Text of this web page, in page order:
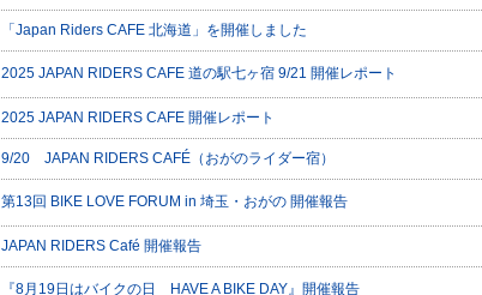
「Japan Riders CAFE 北海道」を開催しました
2025 JAPAN RIDERS CAFE 道の駅七ヶ宿 9/21 開催レポート
2025 JAPAN RIDERS CAFE 開催レポート
9/20 JAPAN RIDERS CAFÉ（おがのライダー宿）
第13回 BIKE LOVE FORUM in 埼玉・おがの 開催報告
JAPAN RIDERS Café 開催報告
『8月19日はバイクの日 HAVE A BIKE DAY』開催報告